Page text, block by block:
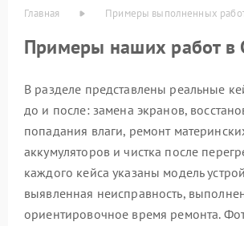
Главная Примеры выполненных
Примеры наших работ в
В разделе представлены реальные
до и после: замена экранов,
попадания влаги, ремонт
аккумуляторов и чистка после
каждого кейса указаны модель
выявленная неисправность,
ориентировочное время ремонта.